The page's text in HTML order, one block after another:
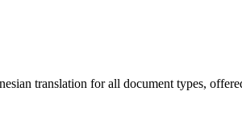
translation for all document types,